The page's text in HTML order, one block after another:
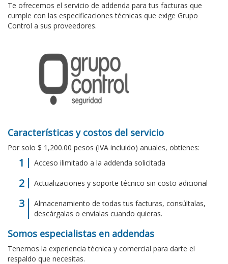
Te ofrecemos el servicio de addenda para tus facturas que
cumple con las especificaciones técnicas que exige Grupo
Control a sus proveedores.
Características y costos del servicio
Por solo $ 1,200.00 pesos (IVA incluido) anuales, obtienes:
Acceso ilimitado a la addenda solicitada
Actualizaciones y soporte técnico sin costo adicional
Almacenamiento de todas tus facturas, consúltalas,
descárgalas o envíalas cuando quieras.
Somos especialistas en addendas
Tenemos la experiencia técnica y comercial para darte el
respaldo que necesitas.